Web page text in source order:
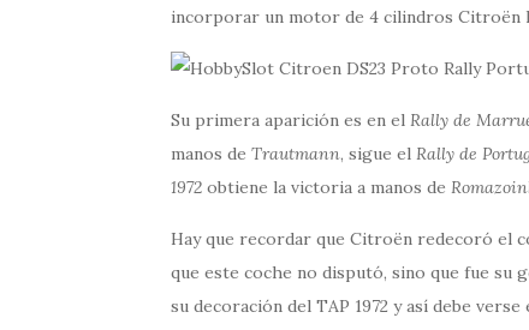
incorporar un motor de 4 cilindros Citroën
Su primera aparición es en el Rally de
manos de Trautmann, sigue el Rally de
1972 obtiene la victoria a manos de
Hay que recordar que Citroën redecoró el
que este coche no disputó, sino que fue su
su decoración del TAP 1972 y así debe